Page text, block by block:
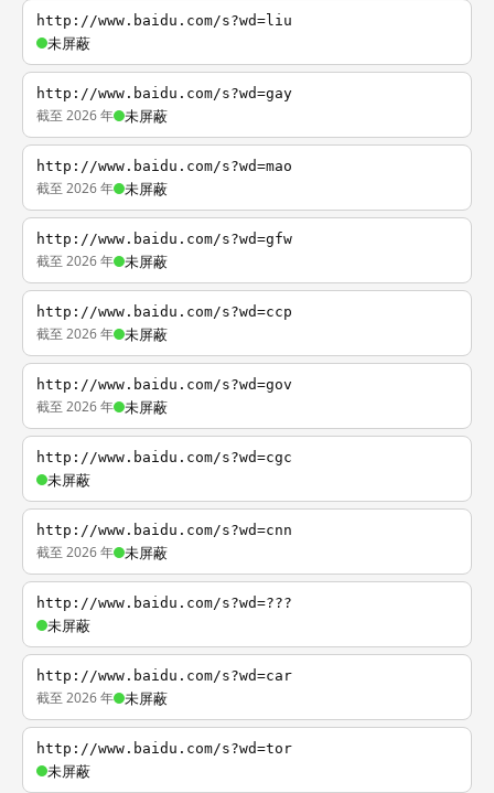
http://www.baidu.com/s?wd=liu
未屏蔽
http://www.baidu.com/s?wd=gay
截至 2026 年 未屏蔽
http://www.baidu.com/s?wd=mao
截至 2026 年 未屏蔽
http://www.baidu.com/s?wd=gfw
截至 2026 年 未屏蔽
http://www.baidu.com/s?wd=ccp
截至 2026 年 未屏蔽
http://www.baidu.com/s?wd=gov
截至 2026 年 未屏蔽
http://www.baidu.com/s?wd=cgc
未屏蔽
http://www.baidu.com/s?wd=cnn
截至 2026 年 未屏蔽
http://www.baidu.com/s?wd=???
未屏蔽
http://www.baidu.com/s?wd=car
截至 2026 年 未屏蔽
http://www.baidu.com/s?wd=tor
未屏蔽